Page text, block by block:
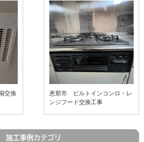
交換
恵那市 ビルトインコンロ・レ
ンジフード交換工事
施工事例カテゴリ